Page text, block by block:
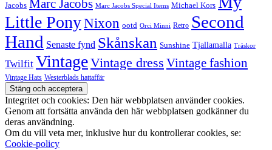
Jacobs Marc Jacobs Marc Jacobs Special Items Michael Kors
Little PonyNixon ootd Orci Minni Retro Second
Hand Senaste fynd Skånskan Sunshine Tjallamalla Träskor
Twilfit VintageVintage dress Vintage fashion
Vintage Hats Westerblads hattaffär
Integritet och cookies: Den här webbplatsen använder cookies.
Genom att fortsätta använda den här webbplatsen godkänner du
deras användning.
Om du vill veta mer, inklusive hur du kontrollerar cookies, se:
Cookie-policy